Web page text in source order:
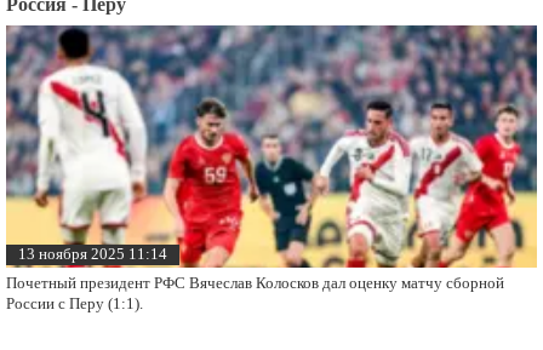
Россия - Перу
13 ноября 2025 11:14
Почетный президент РФС Вячеслав Колосков дал оценку матчу сборной
России с Перу (1:1).